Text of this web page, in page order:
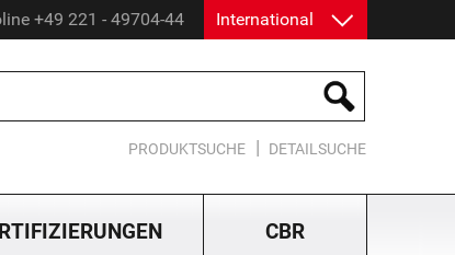
+49 221 - 49704-44 International
PRODUKTSUCHE | DETAILSUCHE
CBR